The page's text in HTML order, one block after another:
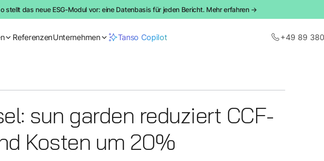
stellt das neue ESG-Modul vor: eine Datenbasis für jeden Bericht. Mehr erfahren →
ReferenzenUnternehmen Tanso Copilot +49 89
sun garden reduziert CCF-
Kosten um 20%